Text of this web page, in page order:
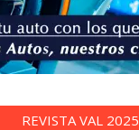
REVISTA VAL 2025